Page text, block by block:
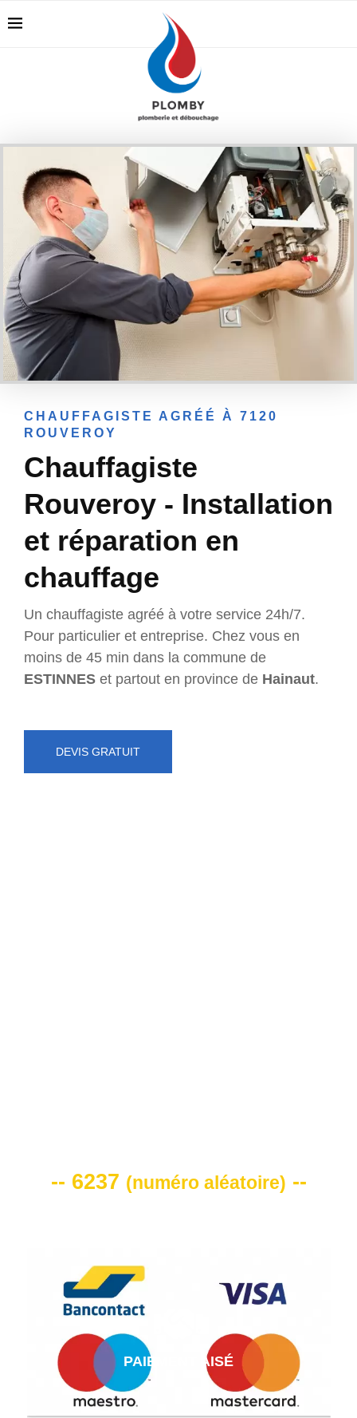
CHAUFFAGISTE AGRÉÉ À 7120
ROUVEROY
Chauffagiste
Rouveroy - Installation
et réparation en
chauffage
Un chauffagiste agréé à votre service 24h/7.
Pour particulier et entreprise. Chez vous en
moins de 45 min dans la commune de
ESTINNES et partout en province de Hainaut.
DEVIS GRATUIT
-- 6237 (numéro aléatoire) --
PAIEMENT AISÉ